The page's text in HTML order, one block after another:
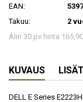
EAN:
Takuu:
2
Alin 30 pv hinta
KUVAUS
DELL E Series